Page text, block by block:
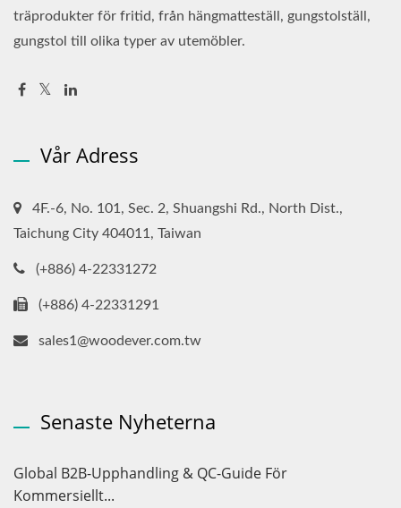
träprodukter för fritid, från hängmatteställ, gungstolställ,
gungstol till olika typer av utemöbler.
Vår Adress
4F.-6, No. 101, Sec. 2, Shuangshi Rd., North Dist.,
Taichung City 404011, Taiwan
(+886) 4-22331272
(+886) 4-22331291
sales1@woodever.com.tw
Senaste Nyheterna
Global B2B-Upphandling & QC-Guide För
Kommersiellt...